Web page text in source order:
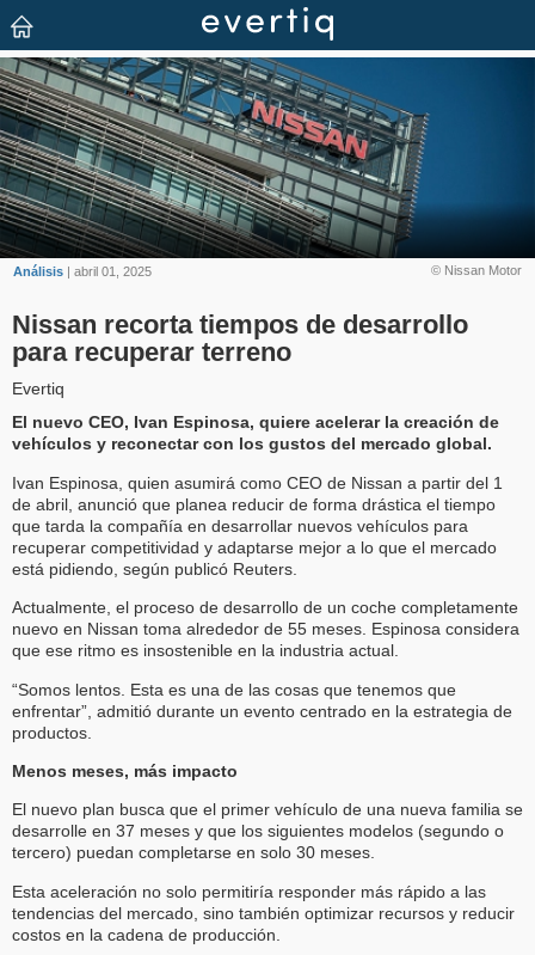
© Nissan Motor
Análisis | abril 01, 2025
Nissan recorta tiempos de desarrollo
para recuperar terreno
Evertiq
El nuevo CEO, Ivan Espinosa, quiere acelerar la creación de
vehículos y reconectar con los gustos del mercado global.
Ivan Espinosa, quien asumirá como CEO de Nissan a partir del 1
de abril, anunció que planea reducir de forma drástica el tiempo
que tarda la compañía en desarrollar nuevos vehículos para
recuperar competitividad y adaptarse mejor a lo que el mercado
está pidiendo, según publicó Reuters.
Actualmente, el proceso de desarrollo de un coche completamente
nuevo en Nissan toma alrededor de 55 meses. Espinosa considera
que ese ritmo es insostenible en la industria actual.
“Somos lentos. Esta es una de las cosas que tenemos que
enfrentar”, admitió durante un evento centrado en la estrategia de
productos.
Menos meses, más impacto
El nuevo plan busca que el primer vehículo de una nueva familia se
desarrolle en 37 meses y que los siguientes modelos (segundo o
tercero) puedan completarse en solo 30 meses.
Esta aceleración no solo permitiría responder más rápido a las
tendencias del mercado, sino también optimizar recursos y reducir
costos en la cadena de producción.